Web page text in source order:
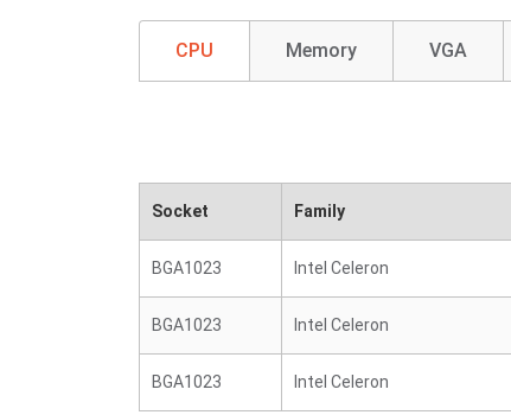
CPU Memory VGA
Socket Family
BGA1023 Intel Celeron
BGA1023 Intel Celeron
BGA1023 Intel Celeron